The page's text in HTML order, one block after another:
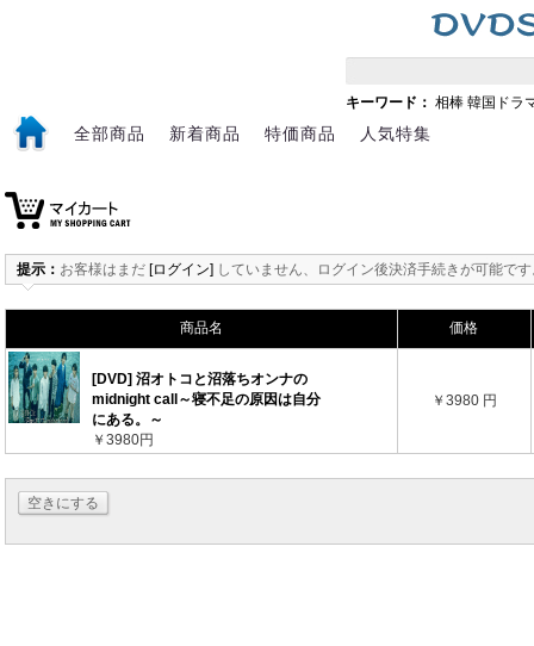
キーワード： 相棒 韓国ドラ
全部商品 新着商品 特価商品 人気特集
提示： お客様はまだ [ログイン] していません、ログイン後決済手続きが可能で
商品名 価格
[DVD] 沼オトコと沼落ちオンナの
midnight call～寝不足の原因は自分
にある。～
￥3980円
￥3980 円
空きにする